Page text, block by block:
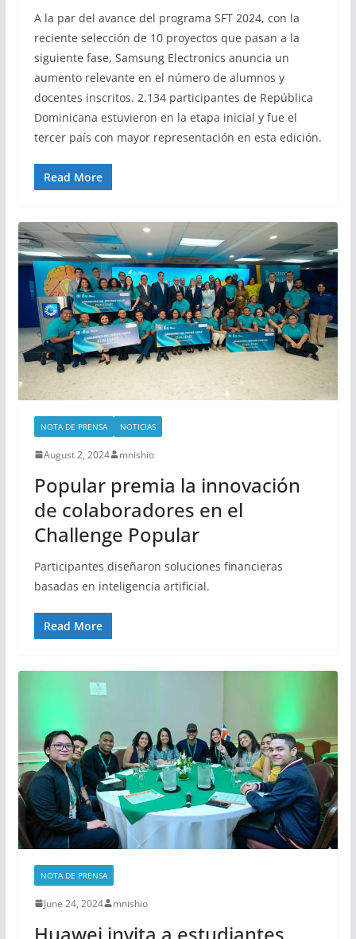
A la par del avance del programa SFT 2024, con la
reciente selección de 10 proyectos que pasan a la
siguiente fase, Samsung Electronics anuncia un
aumento relevante en el número de alumnos y
docentes inscritos. 2.134 participantes de República
Dominicana estuvieron en la etapa inicial y fue el
tercer país con mayor representación en esta edición.
Read More
NOTA DE PRENSA NOTICIAS
August 2, 2024 mnishio
Popular premia la innovación
de colaboradores en el
Challenge Popular
Participantes diseñaron soluciones financieras
basadas en inteligencia artificial.
Read More
NOTA DE PRENSA
June 24, 2024 mnishio
Huawei invita a estudiantes